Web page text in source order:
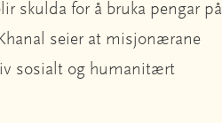
skulda for å bruka pengar på
seier at misjonærane
sosialt og humanitært